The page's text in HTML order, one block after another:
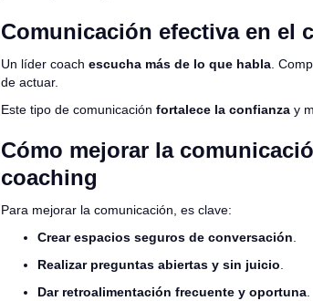
Comunicación efectiva en el
Un líder coach escucha más de lo que habla .
de actuar.
Este tipo de comunicación fortalece la confianza y
Cómo mejorar la
coaching
Para mejorar la comunicación, es clave:
Crear espacios seguros de conversación
Realizar preguntas abiertas y sin juicio
Dar retroalimentación frecuente y oportuna